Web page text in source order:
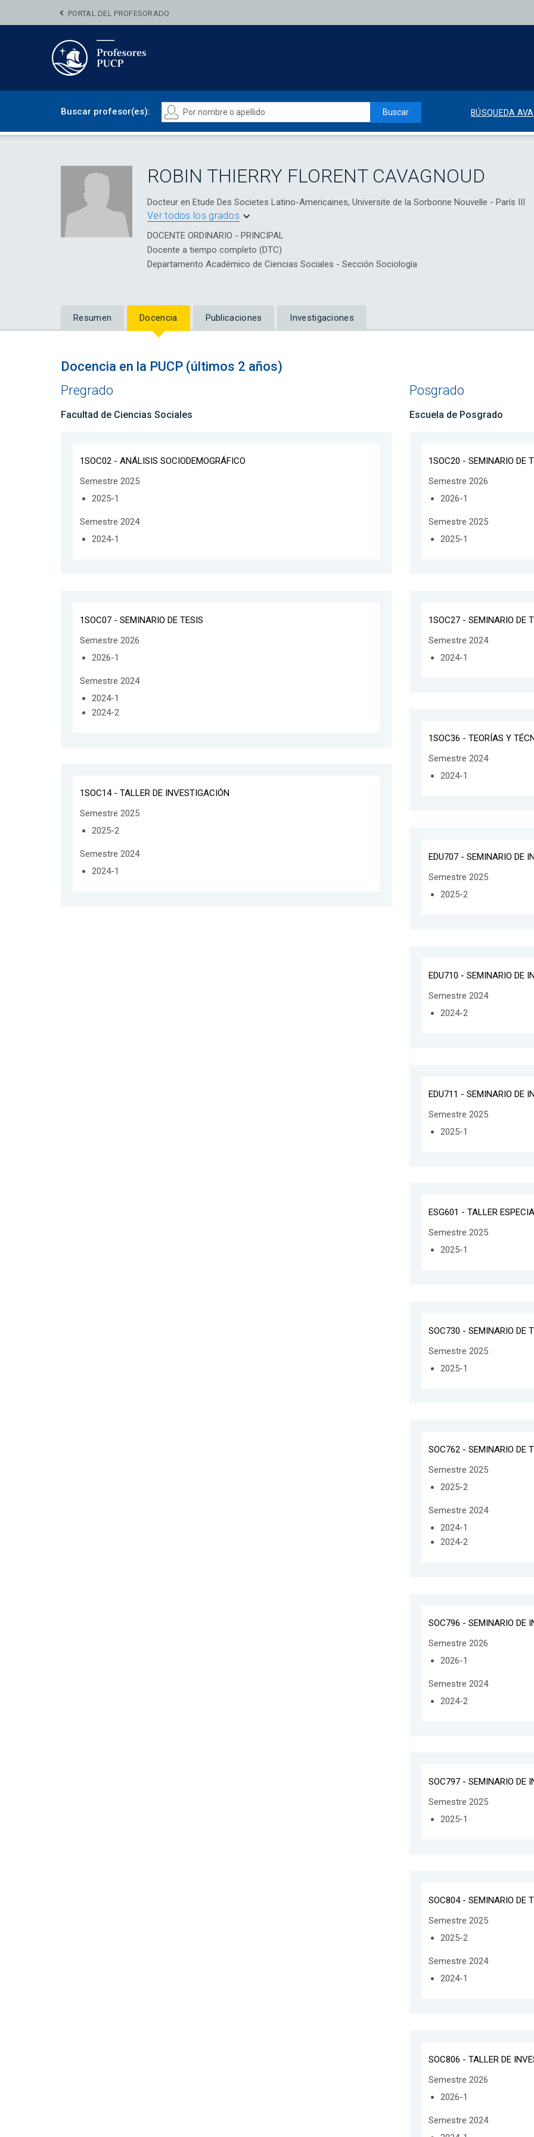
PORTAL DEL PROFESORADO
Buscar profesor(es): Buscar BÚSQUEDA
ROBIN THIERRY FLORENT CAVAGNOUD
Docteur en Etude Des Societes Latino-Americaines, Universite de la Sorbonne Nouvelle - París III
Ver todos los grados
DOCENTE ORDINARIO - PRINCIPAL
Docente a tiempo completo (DTC)
Departamento Académico de Ciencias Sociales - Sección Sociología
Resumen Docencia Publicaciones Investigaciones
Docencia en la PUCP (últimos 2 años)
Pregrado
Facultad de Ciencias Sociales
1SOC02 - ANÁLISIS SOCIODEMOGRÁFICO
Semestre 2025
2025-1
Semestre 2024
2024-1
1SOC07 - SEMINARIO DE TESIS
Semestre 2026
2026-1
Semestre 2024
2024-1
2024-2
1SOC14 - TALLER DE INVESTIGACIÓN
Semestre 2025
2025-2
Semestre 2024
2024-1
Posgrado
Escuela de Posgrado
1SOC20 - SEMINARIO DE
Semestre 2026
2026-1
Semestre 2025
2025-1
1SOC27 - SEMINARIO DE
Semestre 2024
2024-1
1SOC36 - TEORÍAS Y
Semestre 2024
2024-1
EDU707 - SEMINARIO DE
Semestre 2025
2025-2
EDU710 - SEMINARIO DE
Semestre 2024
2024-2
EDU711 - SEMINARIO DE
Semestre 2025
2025-1
ESG601 - TALLER
Semestre 2025
2025-1
SOC730 - SEMINARIO DE
Semestre 2025
2025-1
SOC762 - SEMINARIO DE
Semestre 2025
2025-2
Semestre 2024
2024-1
2024-2
SOC796 - SEMINARIO DE
Semestre 2026
2026-1
Semestre 2024
2024-2
SOC797 - SEMINARIO DE
Semestre 2025
2025-1
SOC804 - SEMINARIO DE
Semestre 2025
2025-2
Semestre 2024
2024-1
SOC806 - TALLER DE
Semestre 2026
2026-1
Semestre 2024